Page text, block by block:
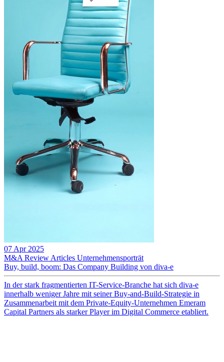
07 Apr 2025
M&A Review Articles Unternehmensporträt
Buy, build, boom: Das Company Building von diva-e
In der stark fragmentierten IT-Service-Branche hat sich diva-e
innerhalb weniger Jahre mit seiner Buy-and-Build-Strategie in
Zusammenarbeit mit dem Private-Equity-Unternehmen Emeram
Capital Partners als starker Player im Digital Commerce etabliert.